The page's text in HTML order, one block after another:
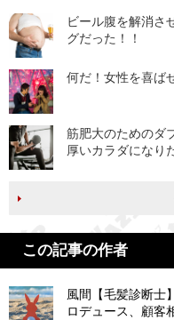
ビール腹を解消さ
グだった！！
何だ！女性を喜ば
筋肥大のためのダ
厚いカラダになり
この記事の作者
風間【毛髪診断士
ロデュース、顧客